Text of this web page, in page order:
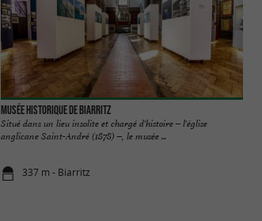
Musée Historique de Biarritz
Situé dans un lieu insolite et chargé d'histoire – l'église
anglicane Saint-André (1878) –, le musée ...
337 m - Biarritz